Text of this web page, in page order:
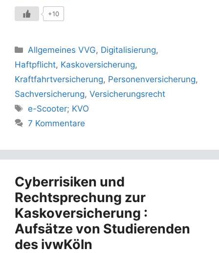
+10
Kategorien
Allgemeines VVG, Digitalisierung,
Haftpflicht, Kaskoversicherung,
Kraftfahrtversicherung, Personenversicherung,
Sachversicherung, Versicherungsrecht
Schlagwörter
e-Scooter; KVO
7 Kommentare
Cyberrisiken und
Rechtsprechung zur
Kaskoversicherung :
Aufsätze von Studierenden
des ivwKöln